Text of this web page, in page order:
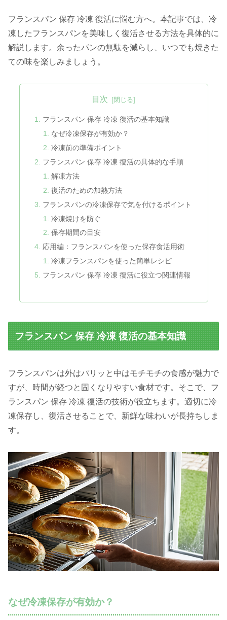
フランスパン 保存 冷凍 復活に悩む方へ。本記事では、冷
凍したフランスパンを美味しく復活させる方法を具体的に
解説します。余ったパンの無駄を減らし、いつでも焼きた
ての味を楽しみましょう。
目次
フランスパン 保存 冷凍 復活の基本知識
なぜ冷凍保存が有効か？
冷凍前の準備ポイント
フランスパン 保存 冷凍 復活の具体的な手順
解凍方法
復活のための加熱方法
フランスパンの冷凍保存で気を付けるポイント
冷凍焼けを防ぐ
保存期間の目安
応用編：フランスパンを使った保存食活用術
冷凍フランスパンを使った簡単レシピ
フランスパン 保存 冷凍 復活に役立つ関連情報
フランスパン 保存 冷凍 復活の基本知識
フランスパンは外はパリッと中はモチモチの食感が魅力で
すが、時間が経つと固くなりやすい食材です。そこで、フ
ランスパン 保存 冷凍 復活の技術が役立ちます。適切に冷
凍保存し、復活させることで、新鮮な味わいが長持ちしま
す。
なぜ冷凍保存が有効か？